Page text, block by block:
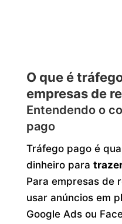
O que é
empresas de
Entendendo o
pago
Tráfego pago é
dinheiro para
Para empresas de
usar anúncios em
Google Ads ou